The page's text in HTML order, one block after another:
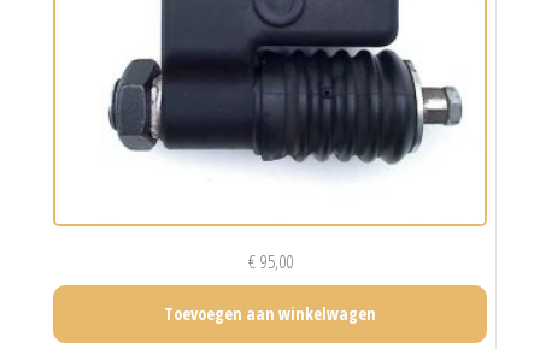
€95,00
Toevoegen aan winkelwagen